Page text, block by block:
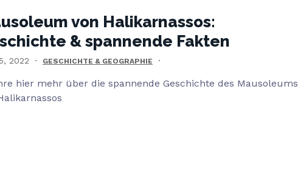
von Halikarnassos:
& spannende Fakten
2022 GESCHICHTE & GEOGRAPHIE
hier mehr über die spannende Geschichte des Mausoleums